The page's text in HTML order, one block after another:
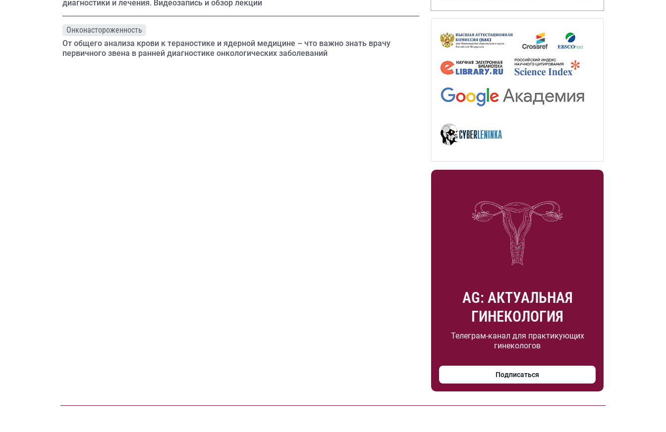
диагностики и лечения. Видеозапись и обзор лекции
Онконастороженность
От общего анализа крови к тераностике и ядерной медицине – что важно знать врачу
первичного звена в ранней диагностике онкологических заболеваний
AG: АКТУАЛЬНАЯ
ГИНЕКОЛОГИЯ
Телеграм-канал для практикующих
гинекологов
Подписаться